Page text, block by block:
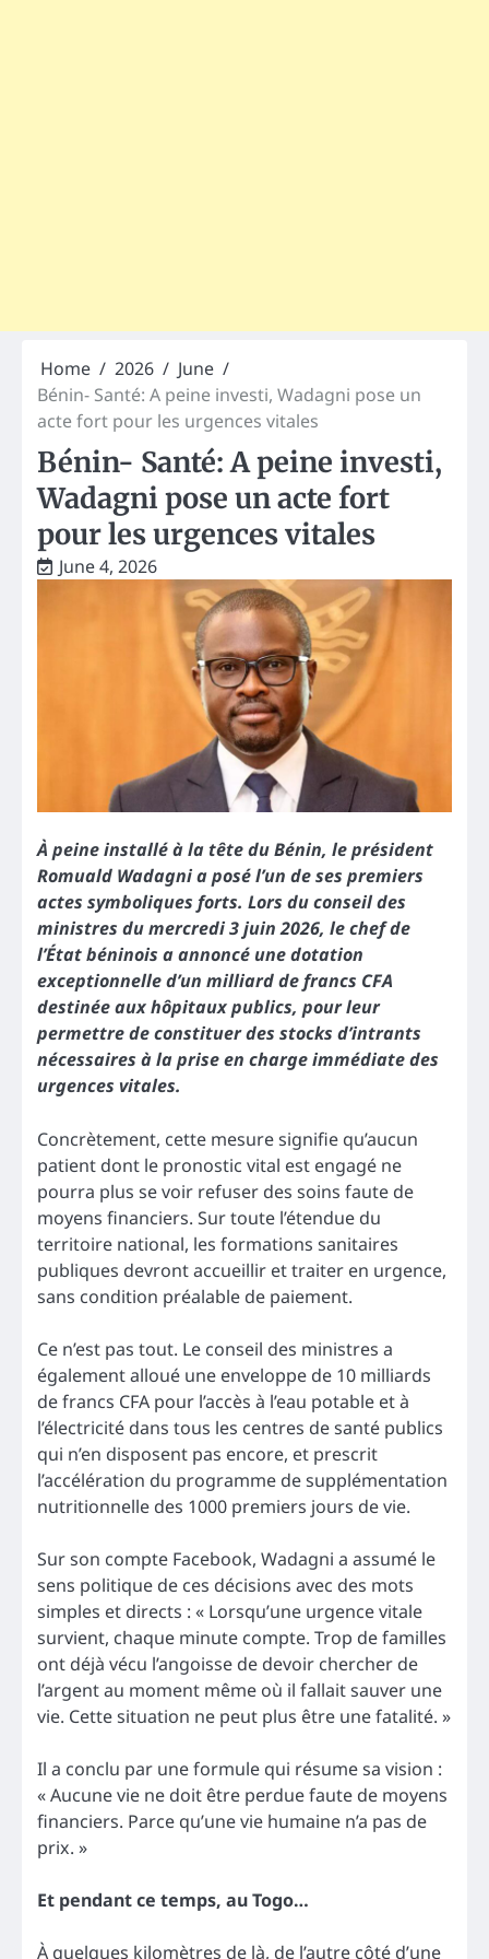
Home 2026
June
Bénin- Santé: A peine investi, Wadagni pose un
acte fort pour les urgences vitales
Bénin- Santé: A peine investi,
Wadagni pose un acte fort
pour les urgences vitales
June 4, 2026
À peine installé à la tête du Bénin, le président
Romuald Wadagni a posé l’un de ses premiers
actes symboliques forts. Lors du conseil des
ministres du mercredi 3 juin 2026, le chef de
l’État béninois a annoncé une dotation
exceptionnelle d’un milliard de francs CFA
destinée aux hôpitaux publics, pour leur
permettre de constituer des stocks d’intrants
nécessaires à la prise en charge immédiate des
urgences vitales.
Concrètement, cette mesure signifie qu’aucun
patient dont le pronostic vital est engagé ne
pourra plus se voir refuser des soins faute de
moyens financiers. Sur toute l’étendue du
territoire national, les formations sanitaires
publiques devront accueillir et traiter en urgence,
sans condition préalable de paiement.
Ce n’est pas tout. Le conseil des ministres a
également alloué une enveloppe de 10 milliards
de francs CFA pour l’accès à l’eau potable et à
l’électricité dans tous les centres de santé publics
qui n’en disposent pas encore, et prescrit
l’accélération du programme de supplémentation
nutritionnelle des 1000 premiers jours de vie.
Sur son compte Facebook, Wadagni a assumé le
sens politique de ces décisions avec des mots
simples et directs : « Lorsqu’une urgence vitale
survient, chaque minute compte. Trop de familles
ont déjà vécu l’angoisse de devoir chercher de
l’argent au moment même où il fallait sauver une
vie. Cette situation ne peut plus être une fatalité. »
Il a conclu par une formule qui résume sa vision :
« Aucune vie ne doit être perdue faute de moyens
financiers. Parce qu’une vie humaine n’a pas de
prix. »
Et pendant ce temps, au Togo…
À quelques kilomètres de là, de l’autre côté d’une